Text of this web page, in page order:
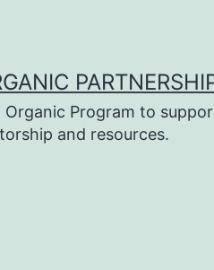
Organic Program to
and resources.